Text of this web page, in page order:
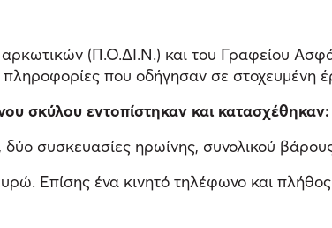
(Π.Ο.ΔΙ.Ν.) και του Γραφείου
που οδήγησαν σε στοχευμένη
σκύλου εντοπίστηκαν και κατασχέθηκαν:
συσκευασίες ηρωίνης, συνολικού
Επίσης ένα κινητό τηλέφωνο και